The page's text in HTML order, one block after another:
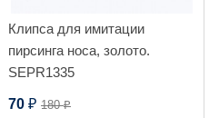
Клипса для имитации
пирсинга носа, золото.
SEPR1335
70 ₽ 180₽